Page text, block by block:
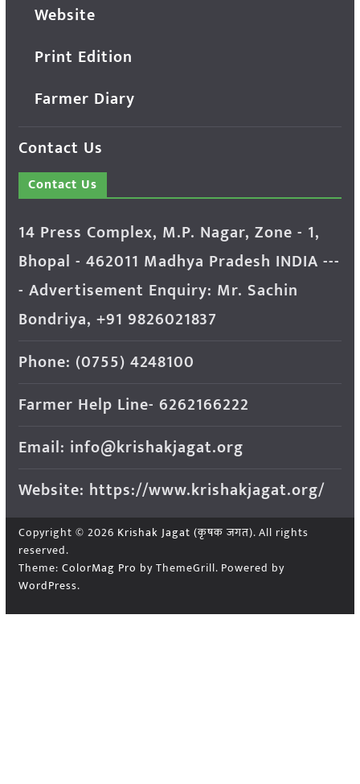
Website
Print Edition
Farmer Diary
Contact Us
Contact Us
14 Press Complex, M.P. Nagar, Zone - 1,
Bhopal - 462011 Madhya Pradesh INDIA ---
- Advertisement Enquiry: Mr. Sachin
Bondriya, +91 9826021837
Phone: (0755) 4248100
Farmer Help Line- 6262166222
Email: info@krishakjagat.org
Website: https://www.krishakjagat.org/
Copyright © 2026 Krishak Jagat (कृषक जगत). All rights
reserved.
Theme: ColorMag Pro by ThemeGrill. Powered by
WordPress.